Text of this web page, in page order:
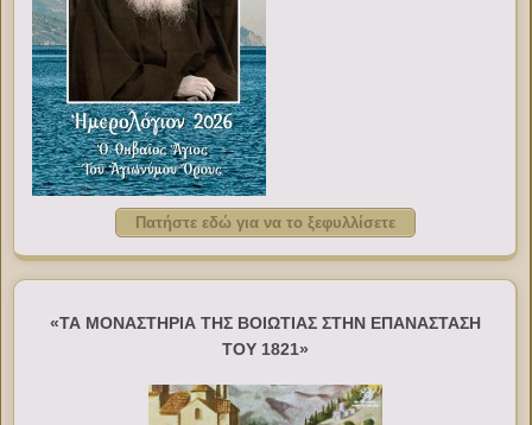
Πατήστε εδώ για να το ξεφυλλίσετε
«ΤΑ ΜΟΝΑΣΤΗΡΙΑ ΤΗΣ ΒΟΙΩΤΙΑΣ ΣΤΗΝ ΕΠΑΝΑΣΤΑΣΗ
ΤΟΥ 1821»